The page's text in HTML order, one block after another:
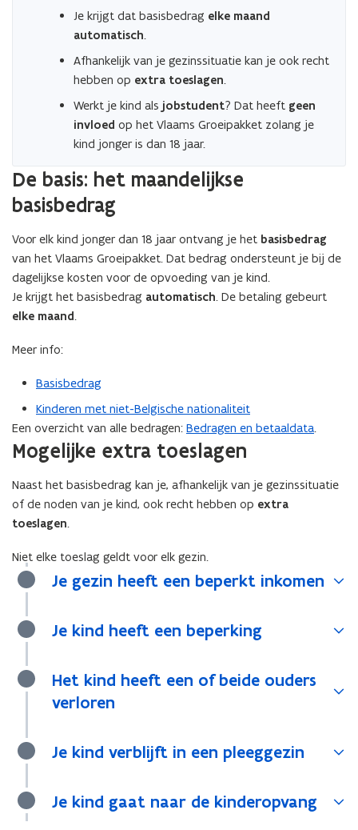
Je krijgt dat basisbedrag elke maand
automatisch.
Afhankelijk van je gezinssituatie kan je ook recht
hebben op extra toeslagen.
Werkt je kind als jobstudent? Dat heeft geen
invloed op het Vlaams Groeipakket zolang je
kind jonger is dan 18 jaar.
De basis: het maandelijkse
basisbedrag
Voor elk kind jonger dan 18 jaar ontvang je het basisbedrag
van het Vlaams Groeipakket. Dat bedrag ondersteunt je bij de
dagelijkse kosten voor de opvoeding van je kind.
Je krijgt het basisbedrag automatisch. De betaling gebeurt
elke maand.
Meer info:
Basisbedrag
Kinderen met niet-Belgische nationaliteit
Een overzicht van alle bedragen: Bedragen en betaaldata.
Mogelijke extra toeslagen
Naast het basisbedrag kan je, afhankelijk van je gezinssituatie
of de noden van je kind, ook recht hebben op extra
toeslagen.
Niet elke toeslag geldt voor elk gezin.
Je gezin heeft een beperkt inkomen
Je kind heeft een beperking
Het kind heeft een of beide ouders
verloren
Je kind verblijft in een pleeggezin
Je kind gaat naar de kinderopvang